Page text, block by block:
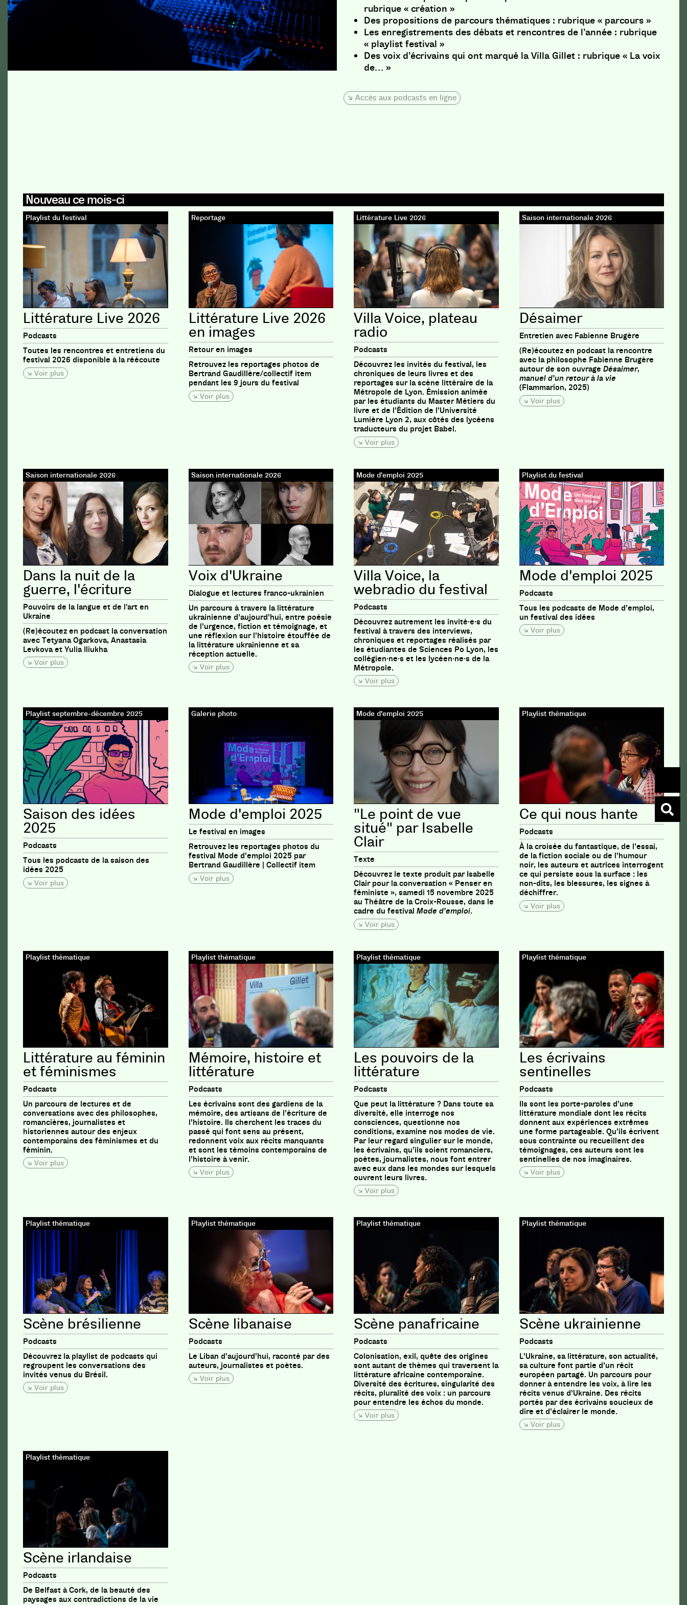
rubrique « création »
Des propositions de parcours thématiques : rubrique « parcours »
Les enregistrements des débats et rencontres de l’année : rubrique
« playlist festival »
Des voix d’écrivains qui ont marqué la Villa Gillet : rubrique « La voix
de… »
Accès aux podcasts en ligne
Nouveau ce mois-ci
Playlist du festival
Littérature Live 2026
Podcasts
Toutes les rencontres et entretiens du
festival 2026 disponible à la réécoute
Voir plus
Reportage
Littérature Live 2026
en images
Retour en images
Retrouvez les reportages photos de
Bertrand Gaudillère/collectif item
pendant les 9 jours du festival
Voir plus
Littérature Live 2026
Villa Voice, plateau
radio
Podcasts
Découvrez les invités du festival, les
chroniques de leurs livres et des
reportages sur la scène littéraire de la
Métropole de Lyon. Émission animée
par les étudiants du Master Métiers du
livre et de l’Édition de l’Université
Lumière Lyon 2, aux côtés des lycéens
traducteurs du projet Babel.
Voir plus
Saison internationale 2026
Désaimer
Entretien avec Fabienne Brugère
(Re)écoutez en podcast la rencontre
avec la philosophe Fabienne Brugère
autour de son ouvrage Désaimer,
manuel d’un retour à la vie
(Flammarion, 2025)
Voir plus
Saison internationale 2026
Dans la nuit de la
guerre, l'écriture
Pouvoirs de la langue et de l'art en
Ukraine
(Re)écoutez en podcast la conversation
avec Tetyana Ogarkova, Anastasia
Levkova et Yulia Iliukha
Voir plus
Saison internationale 2026
Voix d'Ukraine
Dialogue et lectures franco-ukrainien
Un parcours à travers la littérature
ukrainienne d’aujourd’hui, entre poésie
de l’urgence, fiction et témoignage, et
une réflexion sur l’histoire étouffée de
la littérature ukrainienne et sa
réception actuelle.
Voir plus
Mode d'emploi 2025
Villa Voice, la
webradio du festival
Podcasts
Découvrez autrement les invité·e·s du
festival à travers des interviews,
chroniques et reportages réalisés par
les étudiantes de Sciences Po Lyon, les
collégien·ne·s et les lycéen·ne·s de la
Métropole.
Voir plus
Playlist du festival
Mode d'emploi 2025
Podcasts
Tous les podcasts de Mode d’emploi,
un festival des idées
Voir plus
Playlist septembre-décembre 2025
Saison des idées
2025
Podcasts
Tous les podcasts de la saison des
idées 2025
Voir plus
Galerie photo
Mode d'emploi 2025
Le festival en images
Retrouvez les reportages photos du
festival Mode d’emploi 2025 par
Bertrand Gaudillère | Collectif item
Voir plus
Mode d'emploi 2025
"Le point de vue
situé" par Isabelle
Clair
Texte
Découvrez le texte produit par Isabelle
Clair pour la conversation « Penser en
féministe », samedi 15 novembre 2025
au Théâtre de la Croix-Rousse, dans le
cadre du festival Mode d’emploi.
Voir plus
Playlist thématique
Ce qui nous hante
Podcasts
À la croisée du fantastique, de l’essai,
de la fiction sociale ou de l’humour
noir, les auteurs et autrices interrogent
ce qui persiste sous la surface : les
non-dits, les blessures, les signes à
déchiffrer.
Voir plus
Playlist thématique
Littérature au féminin
et féminismes
Podcasts
Un parcours de lectures et de
conversations avec des philosophes,
romancières, journalistes et
historiennes autour des enjeux
contemporains des féminismes et du
féminin.
Voir plus
Playlist thématique
Mémoire, histoire et
littérature
Podcasts
Les écrivains sont des gardiens de la
mémoire, des artisans de l’écriture de
l’histoire. Ils cherchent les traces du
passé qui font sens au présent,
redonnent voix aux récits manquants
et sont les témoins contemporains de
l’histoire à venir.
Voir plus
Playlist thématique
Les pouvoirs de la
littérature
Podcasts
Que peut la littérature ? Dans toute sa
diversité, elle interroge nos
consciences, questionne nos
conditions, examine nos modes de vie.
Par leur regard singulier sur le monde,
les écrivains, qu’ils soient romanciers,
poètes, journalistes, nous font entrer
avec eux dans les mondes sur lesquels
ouvrent leurs livres.
Voir plus
Playlist thématique
Les écrivains
sentinelles
Podcasts
Ils sont les porte-paroles d’une
littérature mondiale dont les récits
donnent aux expériences extrêmes
une forme partageable. Qu’ils écrivent
sous contrainte ou recueillent des
témoignages, ces auteurs sont les
sentinelles de nos imaginaires.
Voir plus
Playlist thématique
Scène brésilienne
Podcasts
Découvrez la playlist de podcasts qui
regroupent les conversations des
invités venus du Brésil.
Voir plus
Playlist thématique
Scène libanaise
Podcasts
Le Liban d’aujourd’hui, raconté par des
auteurs, journalistes et poètes.
Voir plus
Playlist thématique
Scène panafricaine
Podcasts
Colonisation, exil, quête des origines
sont autant de thèmes qui traversent la
littérature africaine contemporaine.
Diversité des écritures, singularité des
récits, pluralité des voix : un parcours
pour entendre les échos du monde.
Voir plus
Playlist thématique
Scène ukrainienne
Podcasts
L’Ukraine, sa littérature, son actualité,
sa culture font partie d’un récit
européen partagé. Un parcours pour
donner à entendre les voix, à lire les
récits venus d’Ukraine. Des récits
portés par des écrivains soucieux de
dire et d’éclairer le monde.
Voir plus
Playlist thématique
Scène irlandaise
Podcasts
De Belfast à Cork, de la beauté des
paysages aux contradictions de la vie